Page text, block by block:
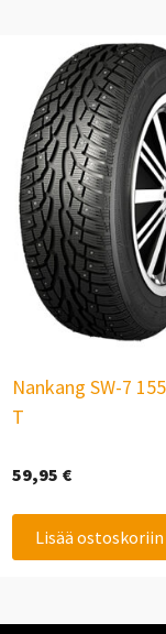
Nankang SW-7
T
59,95 €
Lisää ostoskoriin